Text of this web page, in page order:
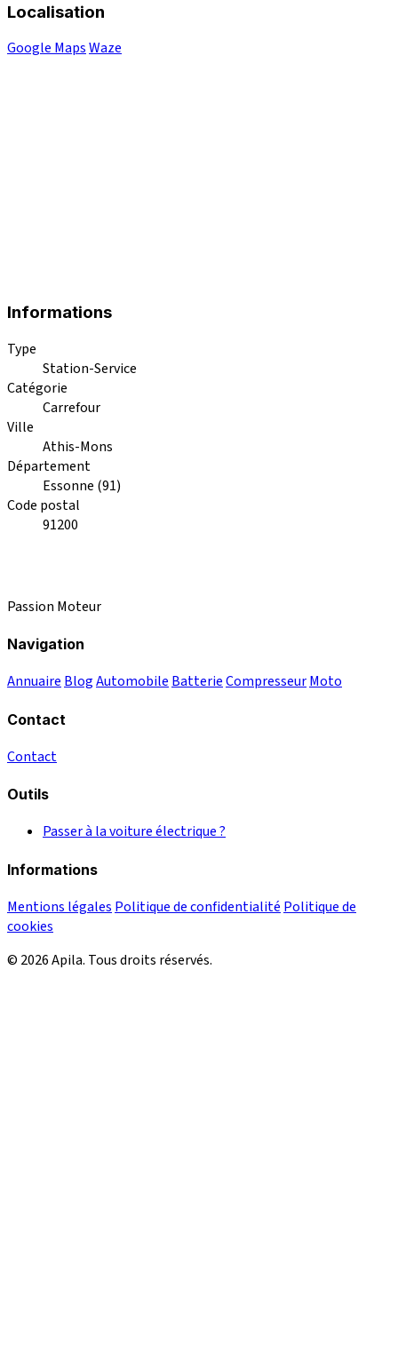
Localisation
Google MapsWaze
Informations
Type
Station-Service
Catégorie
Carrefour
Ville
Athis-Mons
Département
Essonne (91)
Code postal
91200
Passion Moteur
Navigation
Annuaire BlogAutomobile BatterieCompresseurMoto
Contact
Contact
Outils
Passer à la voiture électrique ?
Informations
Mentions légales Politique de confidentialité Politique de
cookies
© 2026 Apila. Tous droits réservés.